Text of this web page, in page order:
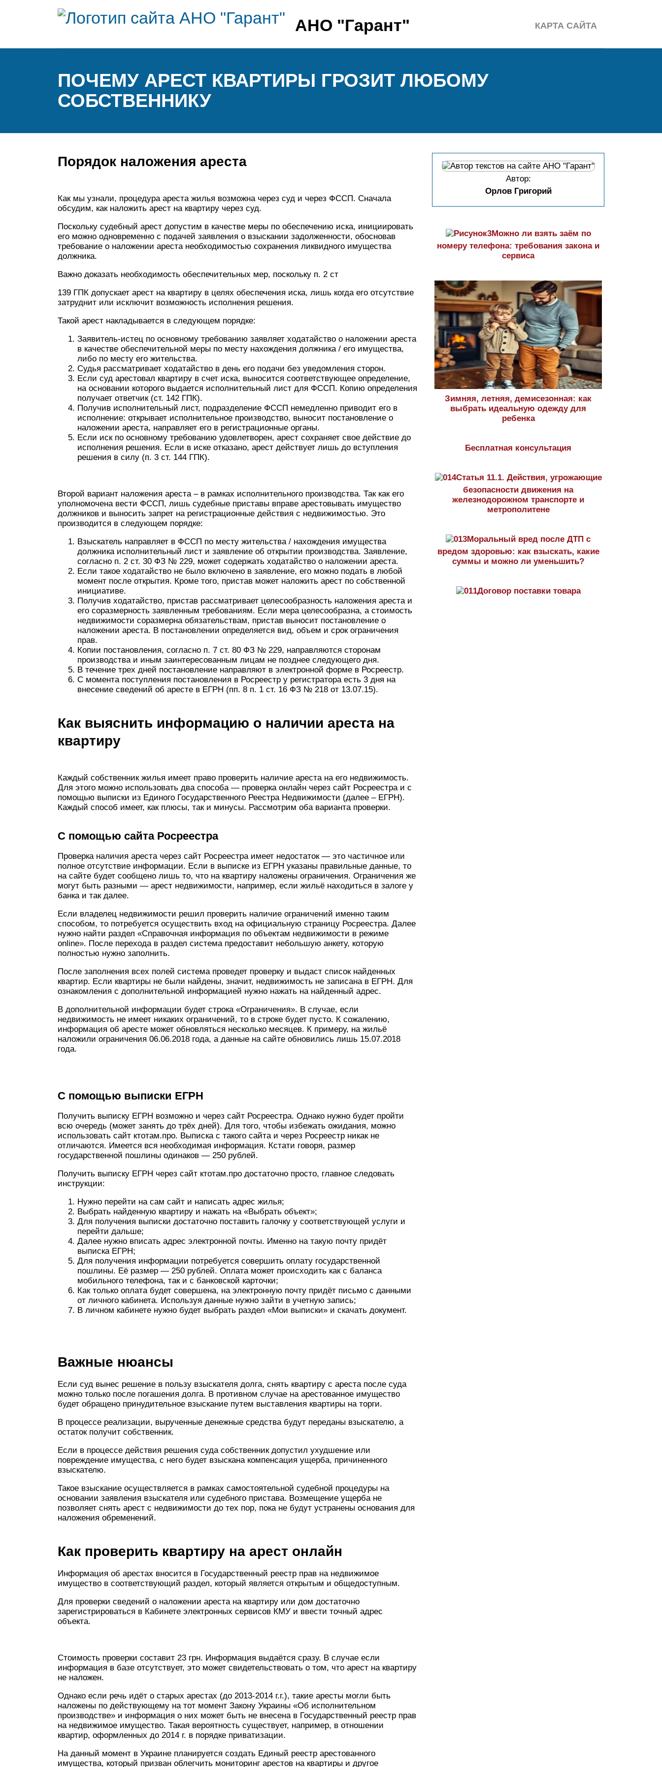
АНО "Гарант" КАРТА САЙТА
ПОЧЕМУ АРЕСТ КВАРТИРЫ ГРОЗИТ ЛЮБОМУ
СОБСТВЕННИКУ
Порядок наложения ареста
Как мы узнали, процедура ареста жилья возможна через суд и через ФССП. Сначала
обсудим, как наложить арест на квартиру через суд.
Поскольку судебный арест допустим в качестве меры по обеспечению иска, инициировать
его можно одновременно с подачей заявления о взыскании задолженности, обосновав
требование о наложении ареста необходимостью сохранения ликвидного имущества
должника.
Важно доказать необходимость обеспечительных мер, поскольку п. 2 ст
139 ГПК допускает арест на квартиру в целях обеспечения иска, лишь когда его отсутствие
затруднит или исключит возможность исполнения решения.
Такой арест накладывается в следующем порядке:
Заявитель-истец по основному требованию заявляет ходатайство о наложении ареста
в качестве обеспечительной меры по месту нахождения должника / его имущества,
либо по месту его жительства.
Судья рассматривает ходатайство в день его подачи без уведомления сторон.
Если суд арестовал квартиру в счет иска, выносится соответствующее определение,
на основании которого выдается исполнительный лист для ФССП. Копию определения
получает ответчик (ст. 142 ГПК).
Получив исполнительный лист, подразделение ФССП немедленно приводит его в
исполнение: открывает исполнительное производство, выносит постановление о
наложении ареста, направляет его в регистрационные органы.
Если иск по основному требованию удовлетворен, арест сохраняет свое действие до
исполнения решения. Если в иске отказано, арест действует лишь до вступления
решения в силу (п. 3 ст. 144 ГПК).
Второй вариант наложения ареста – в рамках исполнительного производства. Так как его
уполномочена вести ФССП, лишь судебные приставы вправе арестовывать имущество
должников и выносить запрет на регистрационные действия с недвижимостью. Это
производится в следующем порядке:
Взыскатель направляет в ФССП по месту жительства / нахождения имущества
должника исполнительный лист и заявление об открытии производства. Заявление,
согласно п. 2 ст. 30 ФЗ № 229, может содержать ходатайство о наложении ареста.
Если такое ходатайство не было включено в заявление, его можно подать в любой
момент после открытия. Кроме того, пристав может наложить арест по собственной
инициативе.
Получив ходатайство, пристав рассматривает целесообразность наложения ареста и
его соразмерность заявленным требованиям. Если мера целесообразна, а стоимость
недвижимости соразмерна обязательствам, пристав выносит постановление о
наложении ареста. В постановлении определяется вид, объем и срок ограничения
прав.
Копии постановления, согласно п. 7 ст. 80 ФЗ № 229, направляются сторонам
производства и иным заинтересованным лицам не позднее следующего дня.
В течение трех дней постановление направляют в электронной форме в Росреестр.
С момента поступления постановления в Росреестр у регистратора есть 3 дня на
внесение сведений об аресте в ЕГРН (пп. 8 п. 1 ст. 16 ФЗ № 218 от 13.07.15).
Как выяснить информацию о наличии ареста на
квартиру
Каждый собственник жилья имеет право проверить наличие ареста на его недвижимость.
Для этого можно использовать два способа — проверка онлайн через сайт Росреестра и с
помощью выписки из Единого Государственного Реестра Недвижимости (далее – ЕГРН).
Каждый способ имеет, как плюсы, так и минусы. Рассмотрим оба варианта проверки.
С помощью сайта Росреестра
Проверка наличия ареста через сайт Росреестра имеет недостаток — это частичное или
полное отсутствие информации. Если в выписке из ЕГРН указаны правильные данные, то
на сайте будет сообщено лишь то, что на квартиру наложены ограничения. Ограничения же
могут быть разными — арест недвижимости, например, если жильё находиться в залоге у
банка и так далее.
Если владелец недвижимости решил проверить наличие ограничений именно таким
способом, то потребуется осуществить вход на официальную страницу Росреестра. Далее
нужно найти раздел «Справочная информация по объектам недвижимости в режиме
online». После перехода в раздел система предоставит небольшую анкету, которую
полностью нужно заполнить.
После заполнения всех полей система проведет проверку и выдаст список найденных
квартир. Если квартиры не были найдены, значит, недвижимость не записана в ЕГРН. Для
ознакомления с дополнительной информацией нужно нажать на найденный адрес.
В дополнительной информации будет строка «Ограничения». В случае, если
недвижимость не имеет никаких ограничений, то в строке будет пусто. К сожалению,
информация об аресте может обновляться несколько месяцев. К примеру, на жильё
наложили ограничения 06.06.2018 года, а данные на сайте обновились лишь 15.07.2018
года.
С помощью выписки ЕГРН
Получить выписку ЕГРН возможно и через сайт Росреестра. Однако нужно будет пройти
всю очередь (может занять до трёх дней). Для того, чтобы избежать ожидания, можно
использовать сайт ктотам.про. Выписка с такого сайта и через Росреестр никак не
отличаются. Имеется вся необходимая информация. Кстати говоря, размер
государственной пошлины одинаков — 250 рублей.
Получить выписку ЕГРН через сайт ктотам.про достаточно просто, главное следовать
инструкции:
Нужно перейти на сам сайт и написать адрес жилья;
Выбрать найденную квартиру и нажать на «Выбрать объект»;
Для получения выписки достаточно поставить галочку у соответствующей услуги и
перейти дальше;
Далее нужно вписать адрес электронной почты. Именно на такую почту придёт
выписка ЕГРН;
Для получения информации потребуется совершить оплату государственной
пошлины. Её размер — 250 рублей. Оплата может происходить как с баланса
мобильного телефона, так и с банковской карточки;
Как только оплата будет совершена, на электронную почту придёт письмо с данными
от личного кабинета. Используя данные нужно зайти в учетную запись;
В личном кабинете нужно будет выбрать раздел «Мои выписки» и скачать документ.
Важные нюансы
Если суд вынес решение в пользу взыскателя долга, снять квартиру с ареста после суда
можно только после погашения долга. В противном случае на арестованное имущество
будет обращено принудительное взыскание путем выставления квартиры на торги.
В процессе реализации, вырученные денежные средства будут переданы взыскателю, а
остаток получит собственник.
Если в процессе действия решения суда собственник допустил ухудшение или
повреждение имущества, с него будет взыскана компенсация ущерба, причиненного
взыскателю.
Такое взыскание осуществляется в рамках самостоятельной судебной процедуры на
основании заявления взыскателя или судебного пристава. Возмещение ущерба не
позволяет снять арест с недвижимости до тех пор, пока не будут устранены основания для
наложения обременений.
Как проверить квартиру на арест онлайн
Информация об арестах вносится в Государственный реестр прав на недвижимое
имущество в соответствующий раздел, который является открытым и общедоступным.
Для проверки сведений о наложении ареста на квартиру или дом достаточно
зарегистрироваться в Кабинете электронных сервисов КМУ и ввести точный адрес
объекта.
Стоимость проверки составит 23 грн. Информация выдаётся сразу. В случае если
информация в базе отсутствует, это может свидетельствовать о том, что арест на квартиру
не наложен.
Однако если речь идёт о старых арестах (до 2013-2014 г.г.), такие аресты могли быть
наложены по действующему на тот момент Закону Украины «Об исполнительном
производстве» и информация о них может быть не внесена в Государственный реестр прав
на недвижимое имущество. Такая вероятность существует, например, в отношении
квартир, оформленных до 2014 г. в порядке приватизации.
На данный момент в Украине планируется создать Единый реестр арестованного
имущества, который призван облегчить мониторинг арестов на квартиры и другое
Автор:
Орлов Григорий
Можно ли взять заём по
номеру телефона: требования закона и
сервиса
Зимняя, летняя, демисезонная: как
выбрать идеальную одежду для
ребенка
Бесплатная консультация
Статья 11.1. Действия, угрожающие
безопасности движения на
железнодорожном транспорте и
метрополитене
Моральный вред после ДТП с
вредом здоровью: как взыскать, какие
суммы и можно ли уменьшить?
Договор поставки товара